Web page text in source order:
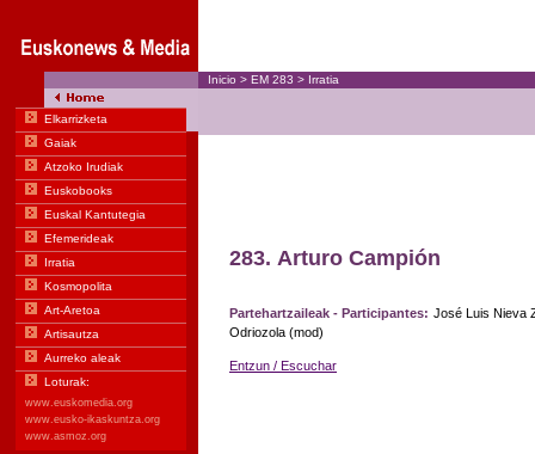
283. Arturo Campión
Partehartzaileak - Participantes: José Luis Nieva
Odriozola (mod)
Entzun / Escuchar
Inicio > EM 283 > Irratia